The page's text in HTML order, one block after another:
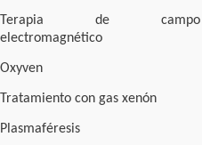
Terapia de campo
electromagnético
Oxyven
Tratamiento con gas xenón
Plasmaféresis